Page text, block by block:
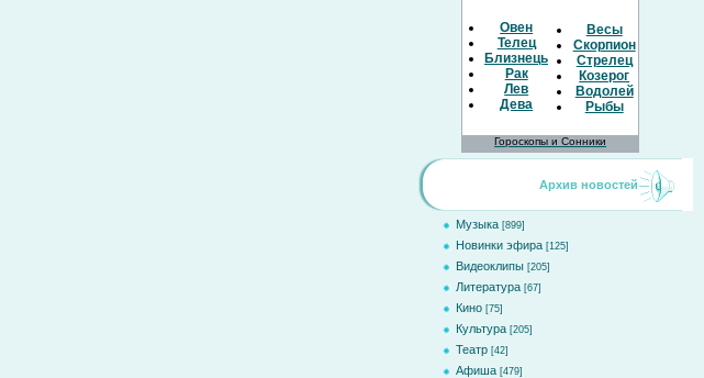
Овен
Телец
Близнецы
Рак
Лев
Дева
Весы
Скорпион
Стрелец
Козерог
Водолей
Рыбы
Гороскопы и Сонники
Архив новостей
Музыка [899]
Новинки эфира [125]
Видеоклипы [205]
Литература [67]
Кино [75]
Культура [205]
Театр [42]
Афиша [479]